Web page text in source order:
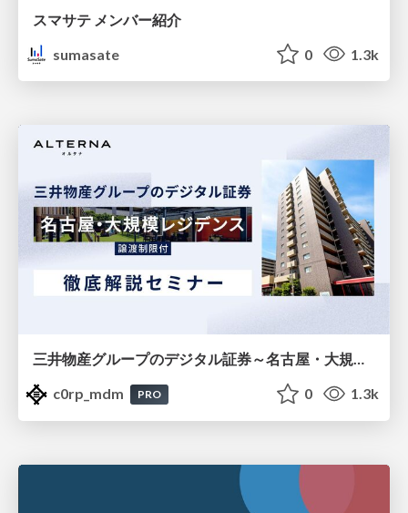
スマサテ メンバー紹介
sumasate
0 1.3k
三井物産グループのデジタル証券～名古屋・大規模レジデンス～徹底解説セミナー
c0rp_mdm
PRO 0 1.3k